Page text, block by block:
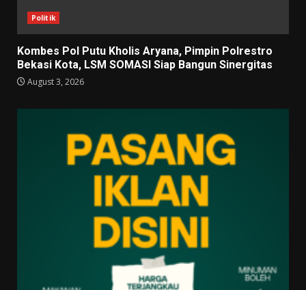
Politik
Kombes Pol Putu Kholis Aryana, Pimpin Polrestro
Bekasi Kota, LSM SOMASI Siap Bangun Sinergitas
August 3, 2026